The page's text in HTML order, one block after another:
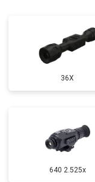
36X
640 2.525x